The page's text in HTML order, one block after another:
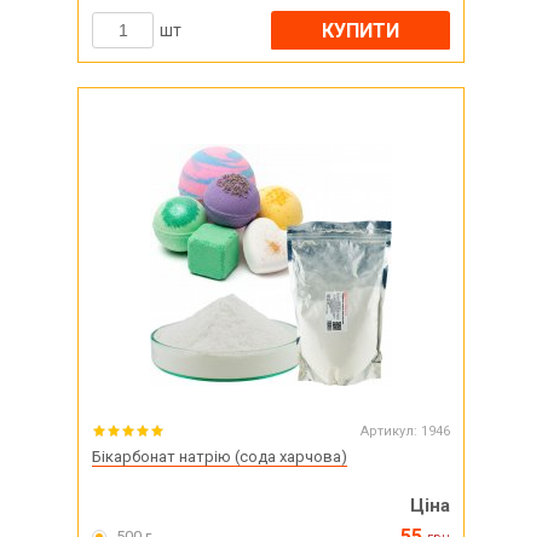
шт КУПИТИ
Артикул: 1946
Бікарбонат натрію (сода харчова)
Ціна